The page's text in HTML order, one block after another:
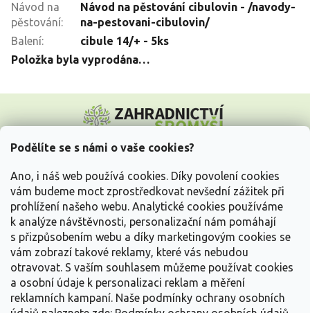
Podělíte se s námi o vaše cookies?
Ano, i náš web používá cookies. Díky povolení cookies
vám budeme moct zprostředkovat nevšední zážitek při
prohlížení našeho webu. Analytické cookies používáme
k analýze návštěvnosti, personalizační nám pomáhají
s přizpůsobením webu a díky marketingovým cookies se
vám zobrazí takové reklamy, které vás nebudou
otravovat. S vaším souhlasem můžeme používat cookies
a osobní údaje k personalizaci reklam a měření
reklamních kampaní. Naše podmínky ochrany osobních
Návod na
pěstování:
Návod na pěstování cibulovin - /navody-
na-pestovani-cibulovin/
Balení:
cibule 14/+ - 5ks
Položka byla vyprodána…
p
Vše o nákupu
Informace pro Vás
Kontakujte nás